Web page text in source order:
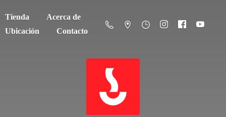
Tienda
Acerca de
Ubicación
Contacto